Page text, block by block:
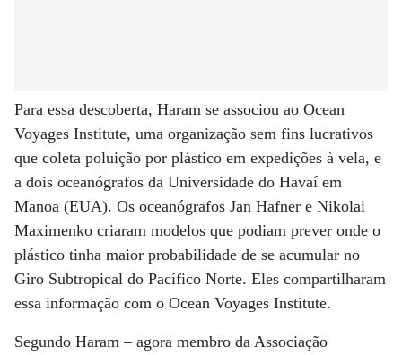
Para essa descoberta, Haram se associou ao Ocean
Voyages Institute, uma organização sem fins lucrativos
que coleta poluição por plástico em expedições à vela, e
a dois oceanógrafos da Universidade do Havaí em
Manoa (EUA). Os oceanógrafos Jan Hafner e Nikolai
Maximenko criaram modelos que podiam prever onde o
plástico tinha maior probabilidade de se acumular no
Giro Subtropical do Pacífico Norte. Eles compartilharam
essa informação com o Ocean Voyages Institute.
Segundo Haram – agora membro da Associação